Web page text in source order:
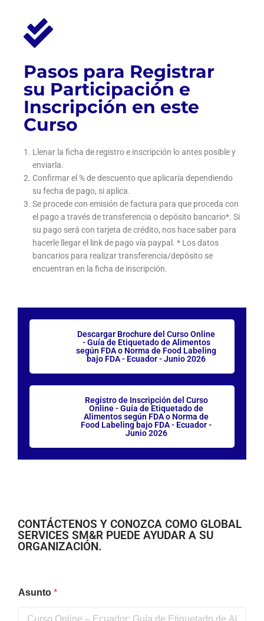
Pasos para Registrar
su Participación e
Inscripción en este
Curso
Llenar la ficha de registro e inscripción lo antes posible y
enviarla.
Confirmar el % de descuento que aplicaría dependiendo
su fecha de pago, si aplica.
Se procede con emisión de factura para que proceda con
el pago a través de transferencia o depósito bancario*. Si
su pago será con tarjeta de crédito, nos hace saber para
hacerle llegar el link de pago vía paypal. * Los datos
bancarios para realizar transferencia/depósito se
encuentran en la ficha de inscripción.
Descargar Brochure del Curso Online
- Guía de Etiquetado de Alimentos
según FDA o Norma de Food Labeling
bajo FDA - Ecuador - Junio 2026
Registro de Inscripción del Curso
Online - Guía de Etiquetado de
Alimentos según FDA o Norma de
Food Labeling bajo FDA - Ecuador -
Junio 2026
CONTÁCTENOS Y CONOZCA COMO GLOBAL
SERVICES SM&R PUEDE AYUDAR A SU
ORGANIZACIÓN.
Asunto *